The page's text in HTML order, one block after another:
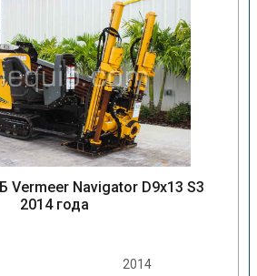
Vermeer Navigator D9x13 S3
2014 года
2014